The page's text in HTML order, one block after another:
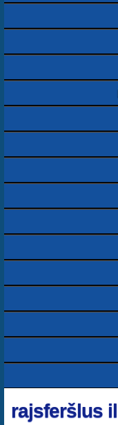
rajsferšlus